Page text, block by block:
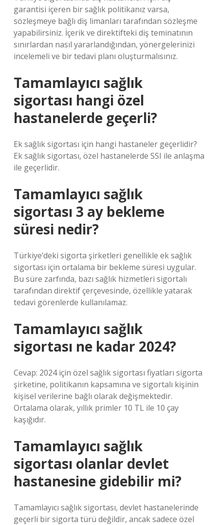
garantisi içeren bir sağlık politikanız varsa,
sözleşmeye bağlı diş limanları tarafından sözleşme
yapabilirsiniz. İçerik ve direktifteki diş teminatının
sınırlardan nasıl yararlandığından, yönergelerinizi
incelemeli ve bir tedavi planı oluşturmalısınız.
Tamamlayıcı sağlık
sigortası hangi özel
hastanelerde geçerli?
Ek sağlık sigortası için hangi hastaneler geçerlidir?
Ek sağlık sigortası, özel hastanelerde SSI ile anlaşma
ile geçerlidir.
Tamamlayıcı sağlık
sigortası 3 ay bekleme
süresi nedir?
Türkiye’deki sigorta şirketleri genellikle ek sağlık
sigortası için ortalama bir bekleme süresi uygular.
Bu süre zarfında, bazı sağlık hizmetleri sigortalı
tarafından direktif çerçevesinde, özellikle yatarak
tedavi görenlerde kullanılamaz.
Tamamlayıcı sağlık
sigortası ne kadar 2024?
Cevap: 2024 için özel sağlık sigortası fiyatları sigorta
şirketine, politikanın kapsamına ve sigortalı kişinin
kişisel verilerine bağlı olarak değişmektedir.
Ortalama olarak, yıllık primler 10 TL ile 10 çay
kaşığıdır.
Tamamlayıcı sağlık
sigortası olanlar devlet
hastanesine gidebilir mi?
Tamamlayıcı sağlık sigortası, devlet hastanelerinde
geçerli bir sigorta türü değildir, ancak sadece özel